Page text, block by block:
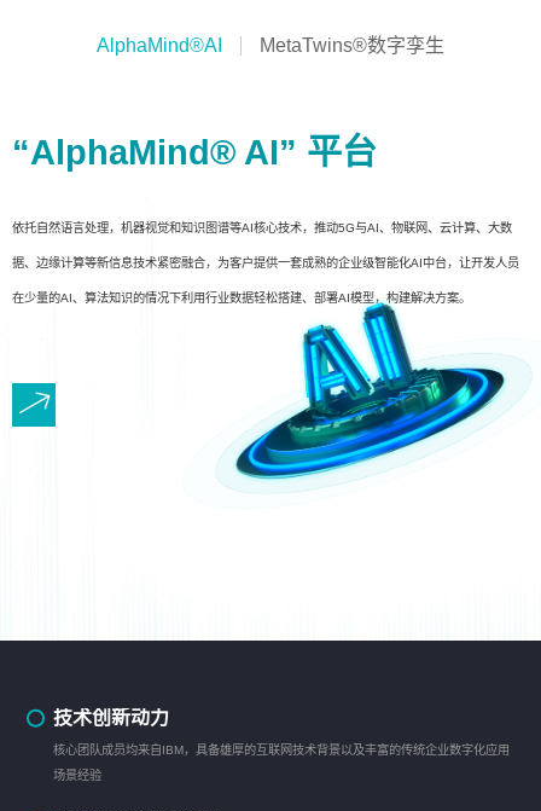
AlphaMind®AI MetaTwins®数字孪生
“AlphaMind® AI” 平台
依托自然语言处理，机器视觉和知识图谱等AI核心技术，推动5G与AI、物联网、云计算、大数
据、边缘计算等新信息技术紧密融合，为客户提供一套成熟的企业级智能化AI中台，让开发人员
在少量的AI、算法知识的情况下利用行业数据轻松搭建、部署AI模型，构建解决方案。
技术创新动力
核心团队成员均来自IBM，具备雄厚的互联网技术背景以及丰富的传统企业数字化应用
场景经验